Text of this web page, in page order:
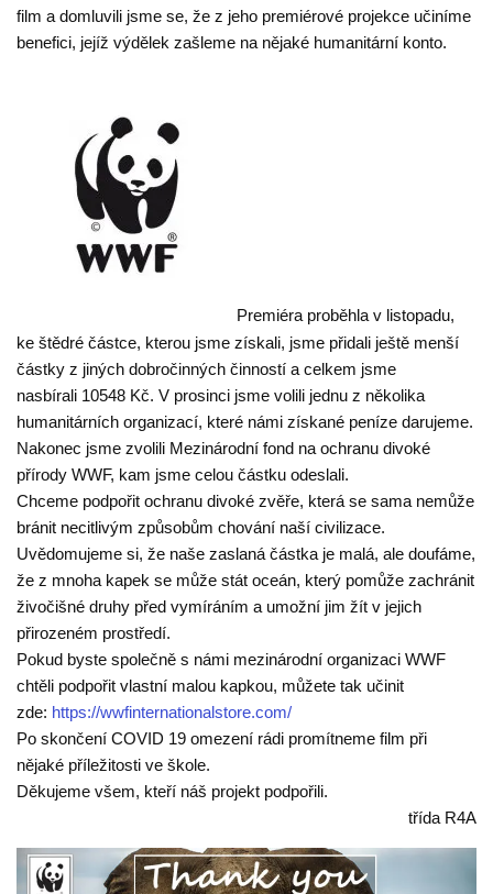
film a domluvili jsme se, že z jeho premiérové projekce učiníme
benefici, jejíž výdělek zašleme na nějaké humanitární konto.
Premiéra proběhla v listopadu,
ke štědré částce, kterou jsme získali, jsme přidali ještě menší
částky z jiných dobročinných činností a celkem jsme
nasbírali 10548 Kč. V prosinci jsme volili jednu z několika
humanitárních organizací, které námi získané peníze darujeme.
Nakonec jsme zvolili Mezinárodní fond na ochranu divoké
přírody WWF, kam jsme celou částku odeslali.
Chceme podpořit ochranu divoké zvěře, která se sama nemůže
bránit necitlivým způsobům chování naší civilizace.
Uvědomujeme si, že naše zaslaná částka je malá, ale doufáme,
že z mnoha kapek se může stát oceán, který pomůže zachránit
živočišné druhy před vymíráním a umožní jim žít v jejich
přirozeném prostředí.
Pokud byste společně s námi mezinárodní organizaci WWF
chtěli podpořit vlastní malou kapkou, můžete tak učinit
zde: https://wwfinternationalstore.com/
Po skončení COVID 19 omezení rádi promítneme film při
nějaké příležitosti ve škole.
Děkujeme všem, kteří náš projekt podpořili.
třída R4A